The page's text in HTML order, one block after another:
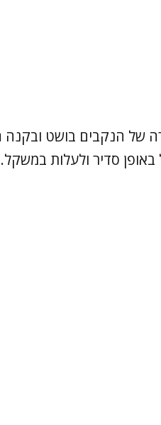
של הנקבים בושט
סדיר ולעלות במשקל.